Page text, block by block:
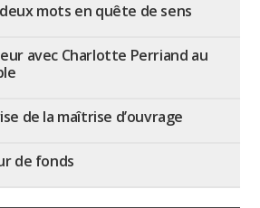
mots en quête de sens
avec Charlotte Perriand au
de la maîtrise d’ouvrage
de fonds